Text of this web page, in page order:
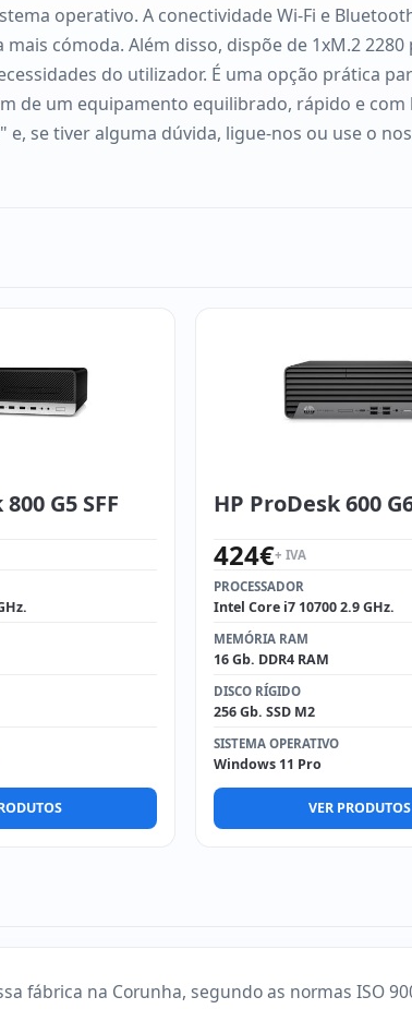
operativo. A conectividade Wi-Fi e
cómoda. Além disso, dispõe de 1xM.2
do utilizador. É uma opção prática
de um equipamento equilibrado, rápido e com
e, se tiver alguma dúvida, ligue-nos ou use o
G5 SFF HP ProDesk 600
424€+ IVA
PROCESSADOR
Intel Core i7 10700 2.9 GHz.
MEMÓRIA RAM
16 Gb. DDR4 RAM
DISCO RÍGIDO
256 Gb. SSD M2
SISTEMA OPERATIVO
Windows 11 Pro
VER PRODUTOS
fábrica na Corunha, segundo as normas ISO